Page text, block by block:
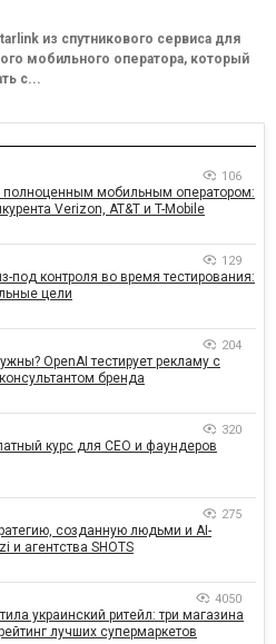
из спутникового сервиса для
мобильного оператора, который
с...
106
полноценным мобильным оператором:
Verizon, AT&T и T-Mobile
129
под контроля во время тестирования:
цели
204
OpenAI тестирует рекламу с
бренда
320
курс для CEO и фаундеров
275
созданную людьми и AI-
и агентства SHOTS
4050
украинский ритейл: три магазина
лучших супермаркетов